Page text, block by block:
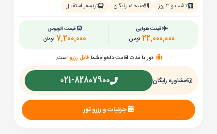
۲ شب و ۳ روز صبحانه رایگان ترنسفر استقبال
قیمت هوایی
تومان 22,000,000
قیمت اتوبوس
تومان 7,200,000
تور با مدت اقامت دلخواه شما قابل رزرو است.
مشاوره رایگان 021-82807900
جزئیات و رزرو تور